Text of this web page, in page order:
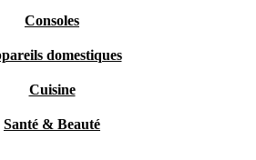
Consoles
domestiques
Cuisine
Santé & Beauté